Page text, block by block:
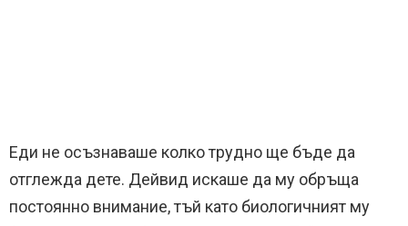
Еди не осъзнаваше колко трудно ще бъде да
отглежда дете. Дейвид искаше да му обръща
постоянно внимание, тъй като биологичният му